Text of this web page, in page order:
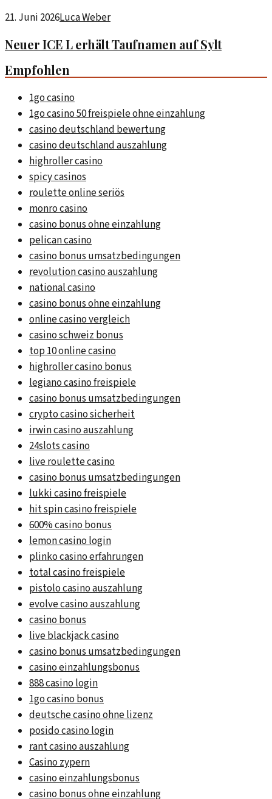
21. Juni 2026Luca Weber
Neuer ICE L erhält Taufnamen auf Sylt
Empfohlen
1go casino
1go casino 50 freispiele ohne einzahlung
casino deutschland bewertung
casino deutschland auszahlung
highroller casino
spicy casinos
roulette online seriös
monro casino
casino bonus ohne einzahlung
pelican casino
casino bonus umsatzbedingungen
revolution casino auszahlung
national casino
casino bonus ohne einzahlung
online casino vergleich
casino schweiz bonus
top 10 online casino
highroller casino bonus
legiano casino freispiele
casino bonus umsatzbedingungen
crypto casino sicherheit
irwin casino auszahlung
24slots casino
live roulette casino
casino bonus umsatzbedingungen
lukki casino freispiele
hit spin casino freispiele
600% casino bonus
lemon casino login
plinko casino erfahrungen
total casino freispiele
pistolo casino auszahlung
evolve casino auszahlung
casino bonus
live blackjack casino
casino bonus umsatzbedingungen
casino einzahlungsbonus
888 casino login
1go casino bonus
deutsche casino ohne lizenz
posido casino login
rant casino auszahlung
Casino zypern
casino einzahlungsbonus
casino bonus ohne einzahlung